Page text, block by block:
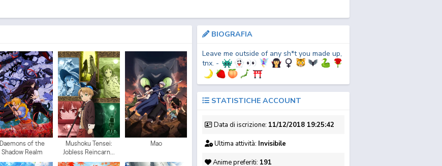
Daemons of the
Shadow Realm
Mushoku Tensei:
Jobless Reincarn...
Mao
BIOGRAFIA
Leave me outside of any sh*t you made up,
tnx. -
STATISTICHE ACCOUNT
Data di iscrizione: 11/12/2018 19:25:42
Ultima attività: Invisibile
Anime preferiti: 191